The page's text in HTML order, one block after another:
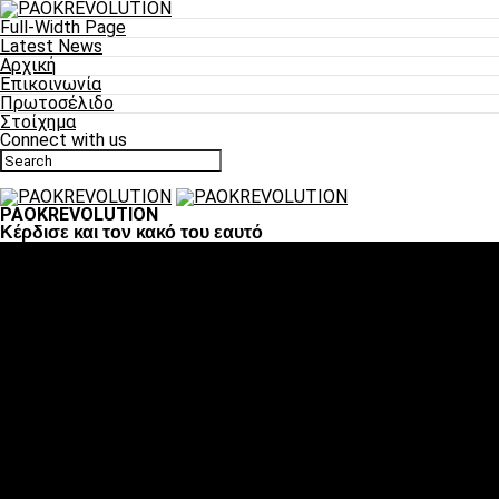
Full-Width Page
Latest News
Αρχική
Επικοινωνία
Πρωτοσέλιδο
Στοίχημα
Connect with us
PAOKREVOLUTION
Κέρδισε και τον κακό του εαυτό